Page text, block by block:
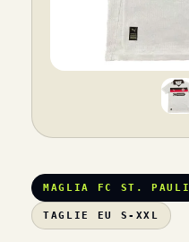
MAGLIA FC ST. PAULI
TAGLIE EU S-XXL